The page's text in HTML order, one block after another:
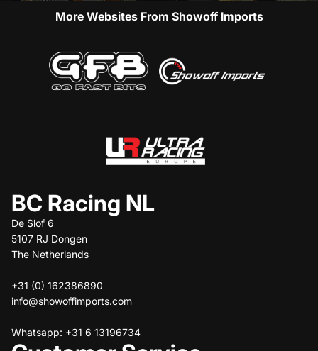
More Websites From Showoff Imports
BC Racing NL
De Slof 6
5107 RJ Dongen
The Netherlands
+31 (0) 162386890
info@showoffimports.com
Whatsapp: +31 6 13196734